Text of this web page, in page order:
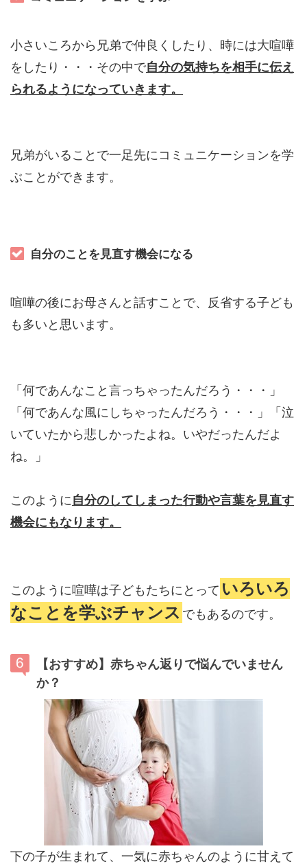
小さいころから兄弟で仲良くしたり、時には大喧嘩
をしたり・・・その中で自分の気持ちを相手に伝え
られるようになっていきます。
兄弟がいることで一足先にコミュニケーションを学
ぶことができます。
自分のことを見直す機会になる
喧嘩の後にお母さんと話すことで、反省する子ども
も多いと思います。
「何であんなこと言っちゃったんだろう・・・」
「何であんな風にしちゃったんだろう・・・」「泣
いていたから悲しかったよね。いやだったんだよ
ね。」
このように 自分のしてしまった行動や言葉を 見直す
機会にもなります。
このように喧嘩は子どもたちにとって いろいろ
なことを学ぶチャンス でもあるのです。
【おすすめ】赤ちゃん返りで悩んでいません
か？
下の子が生まれて、一気に赤ちゃんのように甘えて